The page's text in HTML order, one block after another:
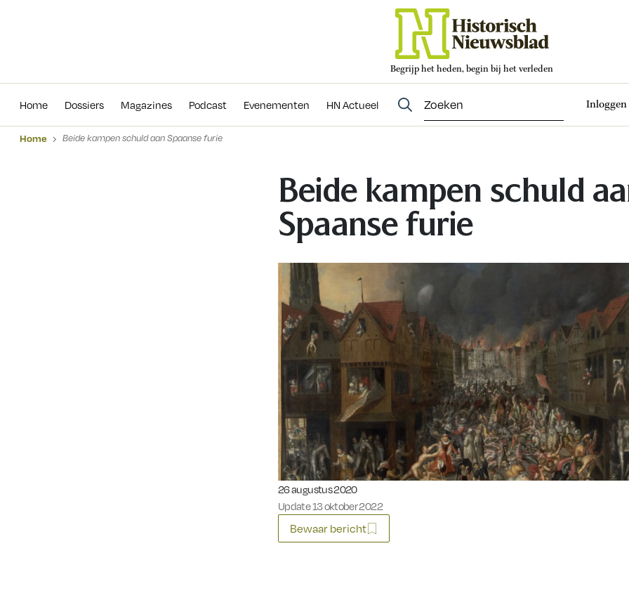
Begrijp het heden, begin bij het verleden
Home Dossiers Magazines Podcast Evenementen HN Actueel Inloggen
Evenementen
Home Beide kampen schuld aan Spaanse furie
Beide kampen schuld
Spaanse furie
Gepubliceerd op:
26 augustus 2020
Update 13 oktober 2022
Bewaar bericht